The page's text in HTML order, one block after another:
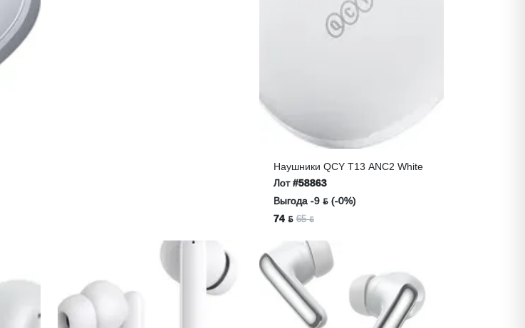
Наушники QCY T13 ANC2 White
Лот#58863
Выгода -9 ƃ (-0%)
74 ƃ 65 ƃ